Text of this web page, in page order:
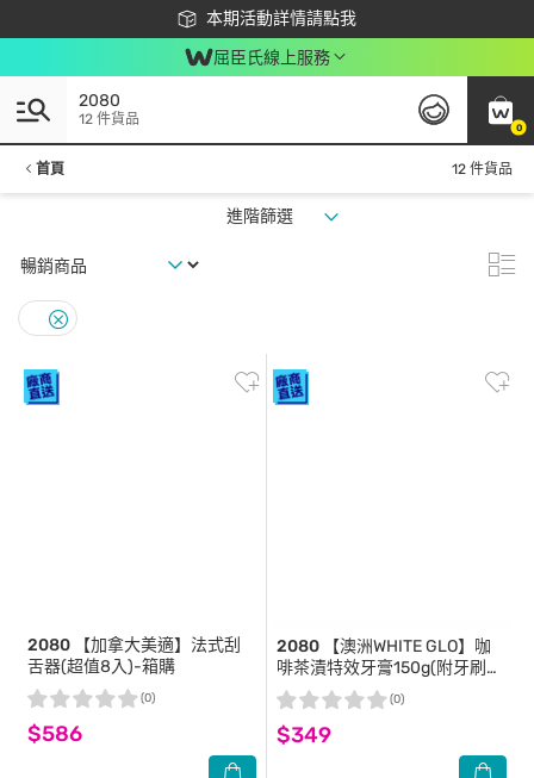
本期活動詳情請點我
下載app最高回饋$350
屈臣氏線上服務
0
2080
12 件貨品
首頁 12 件貨品
進階篩選
2080 【加拿大美適】法式刮
舌器(超值8入)-箱購
$586
(0)
2080 【澳洲WHITE GLO】咖
啡茶漬特效牙膏150g(附牙刷
+牙縫刷)
$349
(0)